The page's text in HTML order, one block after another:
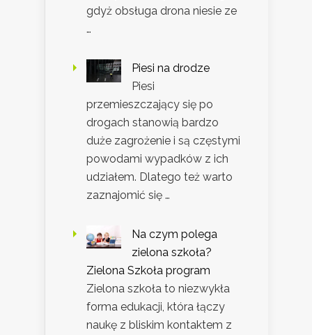
gdyż obsługa drona niesie ze
…
Piesi na drodze
Piesi
przemieszczający się po
drogach stanowią bardzo
duże zagrożenie i są częstymi
powodami wypadków z ich
udziałem. Dlatego też warto
zaznajomić się …
Na czym polega
zielona szkoła?
Zielona Szkoła program
Zielona szkoła to niezwykła
forma edukacji, która łączy
naukę z bliskim kontaktem z